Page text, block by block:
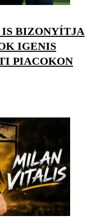
IS BIZONYÍTJA
IGENIS
PIACOKON